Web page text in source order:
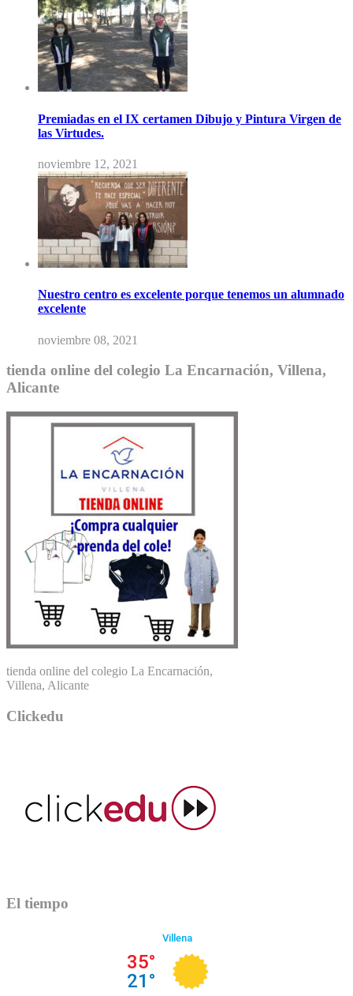
Premiadas en el IX certamen Dibujo y Pintura Virgen de
las Virtudes.
noviembre 12, 2021
Nuestro centro es excelente porque tenemos un alumnado
excelente
noviembre 08, 2021
tienda online del colegio La Encarnación, Villena,
Alicante
tienda online del colegio La Encarnación,
Villena, Alicante
Clickedu
El tiempo